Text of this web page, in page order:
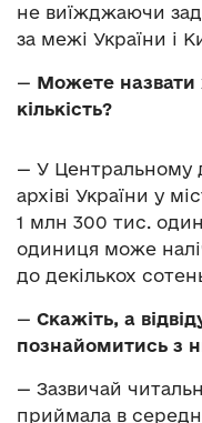
не виїжджаючи
за межі України і
— Можете назвати
кількість?
— У Центральному
архіві України у
1 млн 300 тис.
одиниця може
до декількох
— Скажіть, а
познайомитись з
— Зазвичай
приймала в